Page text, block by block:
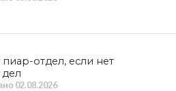
пиар-отдел, если нет
02.08.2026